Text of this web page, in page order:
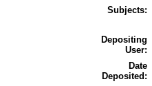
Subjects:
Depositing
User:
Date
Deposited: